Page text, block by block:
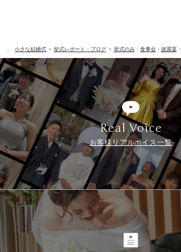
小さな結婚式 挙式レポート・ブログ 挙式のみ・ 食事会・ 披露宴・
Real Voice
お客様リアルボイス一覧